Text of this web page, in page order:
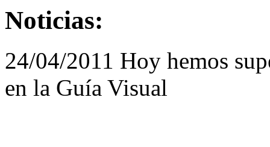
Noticias:
24/04/2011 Hoy hemos
en la Guía Visual